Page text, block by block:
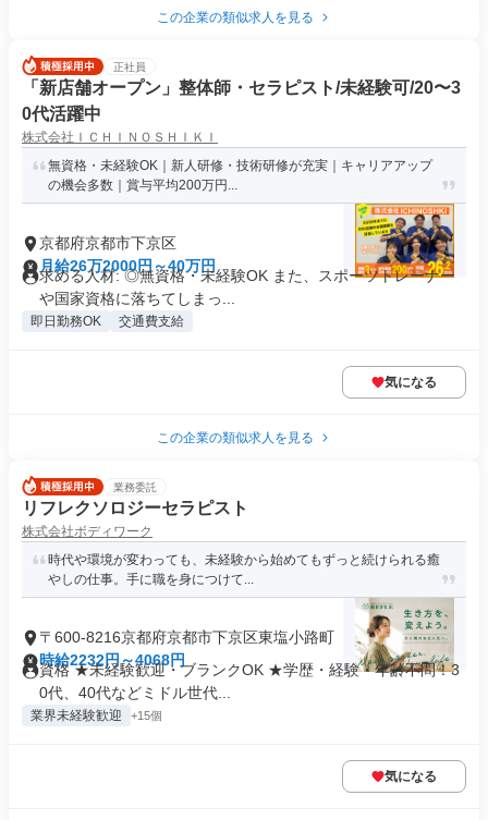
この企業の類似求人を見る
正社員
「新店舗オープン」整体師・セラピスト/未経験可/20〜3
0代活躍中
株式会社ＩＣＨＩＮＯＳＨＩＫＩ
無資格・未経験OK｜新人研修・技術研修が充実｜キャリアアップ
の機会多数｜賞与平均200万円...
京都府京都市下京区
月給26万2000円～40万円
求める人材: ◎無資格・未経験OK また、スポーツトレーナー
や国家資格に落ちてしまっ...
即日勤務OK 交通費支給
気になる
この企業の類似求人を見る
業務委託
リフレクソロジーセラピスト
株式会社ボディワーク
時代や環境が変わっても、未経験から始めてもずっと続けられる癒
やしの仕事。手に職を身につけて...
〒600-8216京都府京都市下京区東塩小路町
時給2232円～4068円
資格 ★未経験歓迎・ブランクOK ★学歴・経験・年齢不問！3
0代、40代などミドル世代...
業界未経験歓迎 +15個
気になる